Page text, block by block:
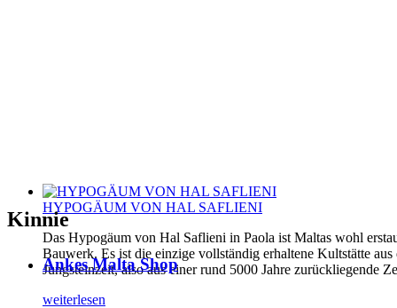
HYPOGÄUM VON HAL SAFLIENI
Das Hypogäum von Hal Saflieni in Paola ist Maltas wohl
Bauwerk. Es ist die einzige vollständig erhaltene Kultstätte aus
Jungsteinzeit, also aus einer rund 5000 Jahre zurückliegende
weiterlesen
Kinnie
Ankes Malta Shop